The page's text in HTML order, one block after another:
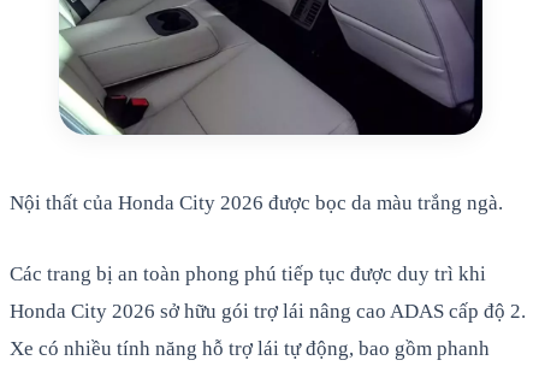
Nội thất của Honda City 2026 được bọc da màu trắng ngà.
Các trang bị an toàn phong phú tiếp tục được duy trì khi
Honda City 2026 sở hữu gói trợ lái nâng cao ADAS cấp độ 2.
Xe có nhiều tính năng hỗ trợ lái tự động, bao gồm phanh